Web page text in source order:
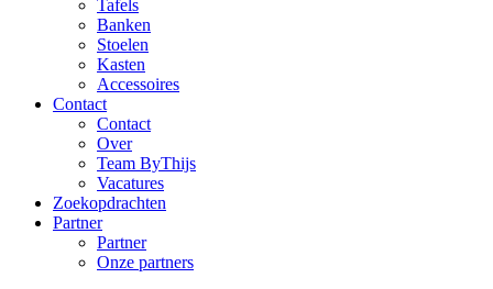
Tafels
Banken
Stoelen
Kasten
Accessoires
Contact
Contact
Over
Team ByThijs
Vacatures
Zoekopdrachten
Partner
Partner
Onze partners